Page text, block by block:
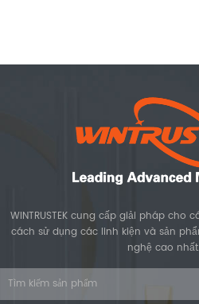
WINTRUSTEK cung cấp giải pháp cho
cách sử dụng các linh kiện và sản
nghệ cao nhất.